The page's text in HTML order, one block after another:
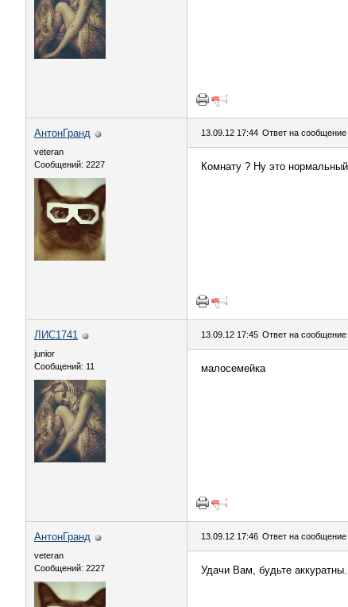
АнтонГранд
veteran
Сообщений: 2227
13.09.12 17:44 Ответ на сообщение
Комнату ? Ну это
ЛИС1741
junior
Сообщений: 11
13.09.12 17:45 Ответ на сообщение
малосемейка
АнтонГранд
veteran
Сообщений: 2227
13.09.12 17:46 Ответ на сообщение
Удачи Вам, будьте аккуратны.